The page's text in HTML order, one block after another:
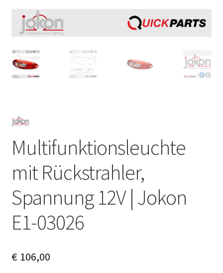
Multifunktionsleuchte
mit Rückstrahler,
Spannung 12V | Jokon
E1-03026
€106,00